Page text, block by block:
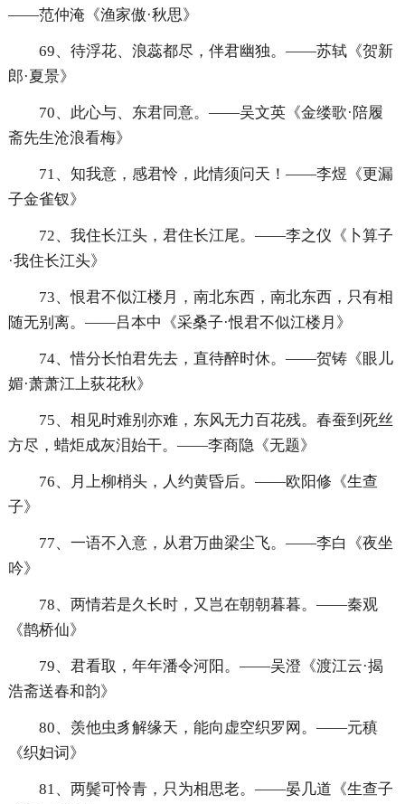
——范仲淹《渔家傲·秋思》
69、待浮花、浪蕊都尽，伴君幽独。——苏轼《贺新
郎·夏景》
70、此心与、东君同意。——吴文英《金缕歌·陪履
斋先生沧浪看梅》
71、知我意，感君怜，此情须问天！——李煜《更漏
子金雀钗》
72、我住长江头，君住长江尾。——李之仪《卜算子
·我住长江头》
73、恨君不似江楼月，南北东西，南北东西，只有相
随无别离。——吕本中《采桑子·恨君不似江楼月》
74、惜分长怕君先去，直待醉时休。——贺铸《眼儿
媚·萧萧江上荻花秋》
75、相见时难别亦难，东风无力百花残。春蚕到死丝
方尽，蜡炬成灰泪始干。——李商隐《无题》
76、月上柳梢头，人约黄昏后。——欧阳修《生查
子》
77、一语不入意，从君万曲梁尘飞。——李白《夜坐
吟》
78、两情若是久长时，又岂在朝朝暮暮。——秦观
《鹊桥仙》
79、君看取，年年潘令河阳。——吴澄《渡江云·揭
浩斋送春和韵》
80、羡他虫豸解缘天，能向虚空织罗网。——元稹
《织妇词》
81、两鬓可怜青，只为相思老。——晏几道《生查子